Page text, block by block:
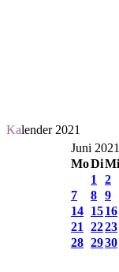
Kalender 2021
Juni 2021
MoDiMi
1
2
7
8 9
14 1516
21
2223
28 2930